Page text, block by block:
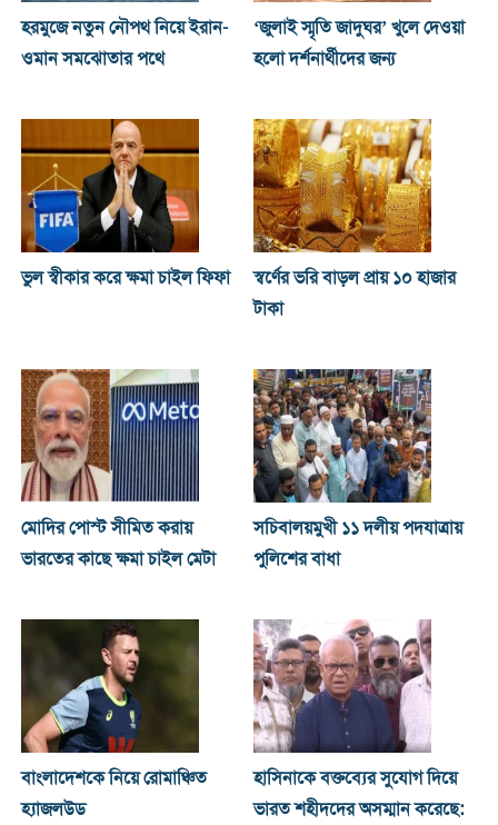
হরমুজে নতুন নৌপথ নিয়ে ইরান-
ওমান সমঝোতার পথে
‘জুলাই স্মৃতি জাদুঘর’ খুলে দেওয়া
হলো দর্শনার্থীদের জন্য
ভুল স্বীকার করে ক্ষমা চাইল ফিফা
স্বর্ণের ভরি বাড়ল প্রায় ১০ হাজার
টাকা
মোদির পোস্ট সীমিত করায়
ভারতের কাছে ক্ষমা চাইল মেটা
সচিবালয়মুখী ১১ দলীয় পদযাত্রায়
পুলিশের বাধা
বাংলাদেশকে নিয়ে রোমাঞ্চিত
হ্যাজলউড
হাসিনাকে বক্তব্যের সুযোগ দিয়ে
ভারত শহীদদের অসম্মান করেছে: